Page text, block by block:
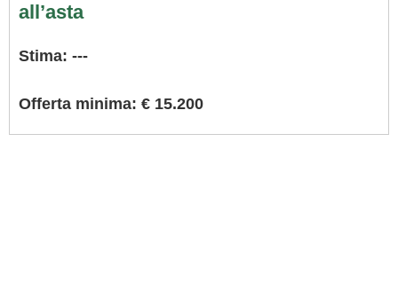
all’asta
Stima: ---
Offerta minima: € 15.200